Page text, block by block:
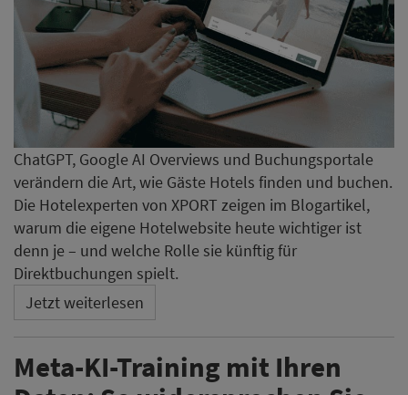
ChatGPT, Google AI Overviews und Buchungsportale
verändern die Art, wie Gäste Hotels finden und buchen.
Die Hotelexperten von XPORT zeigen im Blogartikel,
warum die eigene Hotelwebsite heute wichtiger ist
denn je – und welche Rolle sie künftig für
Direktbuchungen spielt.
Jetzt weiterlesen
Meta-KI-Training mit Ihren